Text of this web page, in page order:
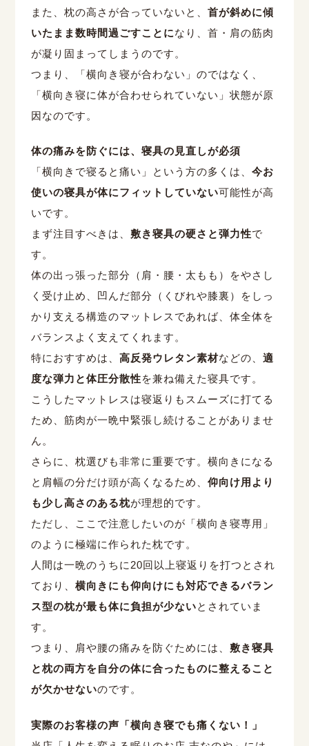
また、枕の高さが合っていないと、 首が斜めに傾
いたまま数時間過ごすことになり、首・肩の筋肉
が凝り固まってしまうのです。
つまり、「横向き寝が合わない」のではなく、
「横向き寝に体が合わせられていない」状態が原
因なのです。
体の痛みを防ぐには、寝具の見直しが必須
「横向きで寝ると痛い」という方の多くは、 今お
使いの寝具が体にフィットしていない可能性が高
いです。
まず注目すべきは、 敷き寝具の硬さと弾力性で
す。
体の出っ張った部分（肩・腰・太もも）をやさし
く受け止め、凹んだ部分（くびれや膝裏）をしっ
かり支える構造のマットレスであれば、体全体を
バランスよく支えてくれます。
特におすすめは、 高反発ウレタン素材などの、 適
度な弾力と体圧分散性を兼ね備えた寝具です。
こうしたマットレスは寝返りもスムーズに打てる
ため、筋肉が一晩中緊張し続けることがありませ
ん。
さらに、枕選びも非常に重要です。横向きになる
と肩幅の分だけ頭が高くなるため、 仰向け用より
も少し高さのある枕が理想的です。
ただし、ここで注意したいのが「横向き寝専用」
のように極端に作られた枕です。
人間は一晩のうちに20回以上寝返りを打つとされ
ており、 横向きにも仰向けにも対応できるバラン
ス型の枕が最も体に負担が少ないとされていま
す。
つまり、肩や腰の痛みを防ぐためには、 敷き寝具
と枕の両方を自分の体に合ったものに整えること
が欠かせないのです。
実際のお客様の声「横向き寝でも痛くない！」